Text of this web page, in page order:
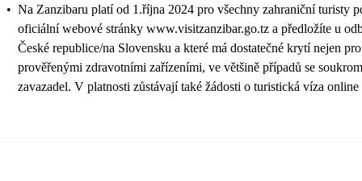
• Na Zanzibaru platí od 1.října 2024 pro všechny zahraniční turisty
oficiální webové stránky www.visitzanzibar.go.tz a předložíte u
České republice/na Slovensku a které má dostatečné krytí nejen
prověřenými zdravotními zařízeními, ve většině případů se
zavazadel. V platnosti zůstávají také žádosti o turistická víza